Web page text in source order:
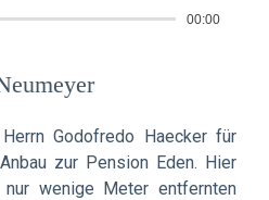
00:00
Godofredo Haecker für
zur Pension Eden. Hier
wenige Meter entfernten